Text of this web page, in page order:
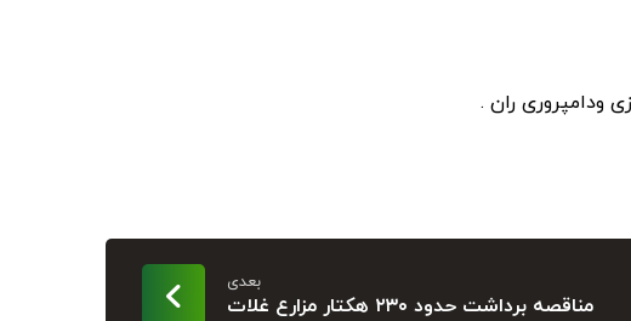
ودامپروری ران .
بعدی
مناقصه برداشت حدود ۲۳۰ هکتار مزارع غلات